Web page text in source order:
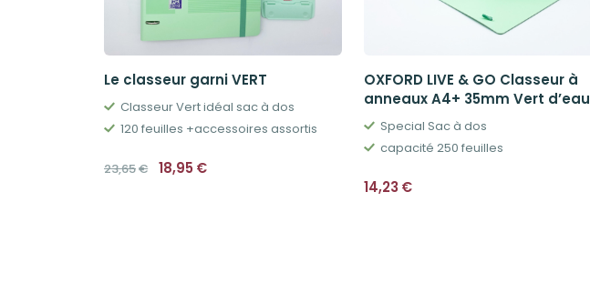
Le classeur garni VERT
Classeur Vert idéal sac à dos
120 feuilles +accessoires assortis
23,65€ Le
prix
18,95 €
OXFORD LIVE & GO Classeur à
anneaux A4+ 35mm Vert d’eau
Special Sac à dos
capacité 250 feuilles
14,23 €